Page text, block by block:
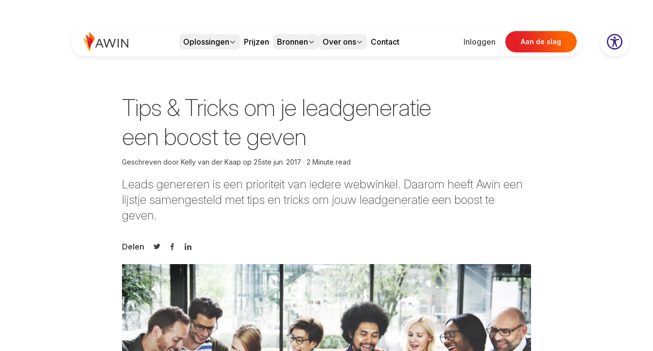
Oplossingen Prijzen Bronnen Over ons Contact Inloggen Aan de slag
Tips & Tricks om je leadgeneratie
een boost te geven
Geschreven door Kelly van der Kaap op 25ste jun. 2017 2 Minute read
Leads genereren is een prioriteit van iedere webwinkel. Daarom heeft Awin een
lijstje samengesteld met tips en tricks om jouw leadgeneratie een boost te
geven.
Delen
Delen op Twitter
Delen op Facebook
Delen op LinkedIn